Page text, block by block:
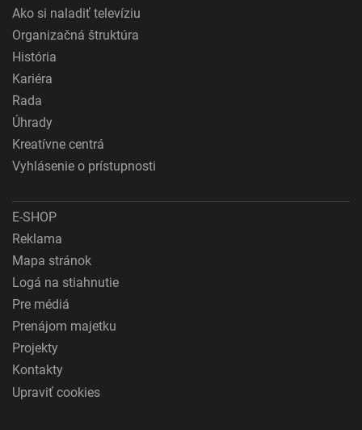
Ako si naladiť televíziu
Organizačná štruktúra
História
Kariéra
Rada
Úhrady
Kreatívne centrá
Vyhlásenie o prístupnosti
E-SHOP
Reklama
Mapa stránok
Logá na stiahnutie
Pre médiá
Prenájom majetku
Projekty
Kontakty
Upraviť cookies